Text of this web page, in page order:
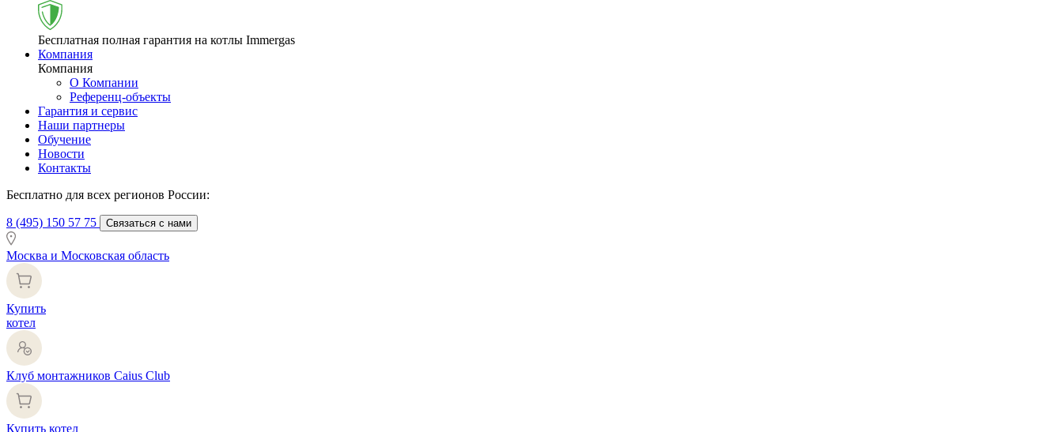
Бесплатная полная гарантия на котлы Immergas
Компания
Компания
О Компании
Референц-объекты
Гарантия и сервис
Наши партнеры
Обучение
Новости
Контакты
Бесплатно для всех регионов России:
8 (495) 150 57 75 Связаться с нами
Москва и Московская область
Купить
котел
Клуб монтажников Caius Club
Купить котел